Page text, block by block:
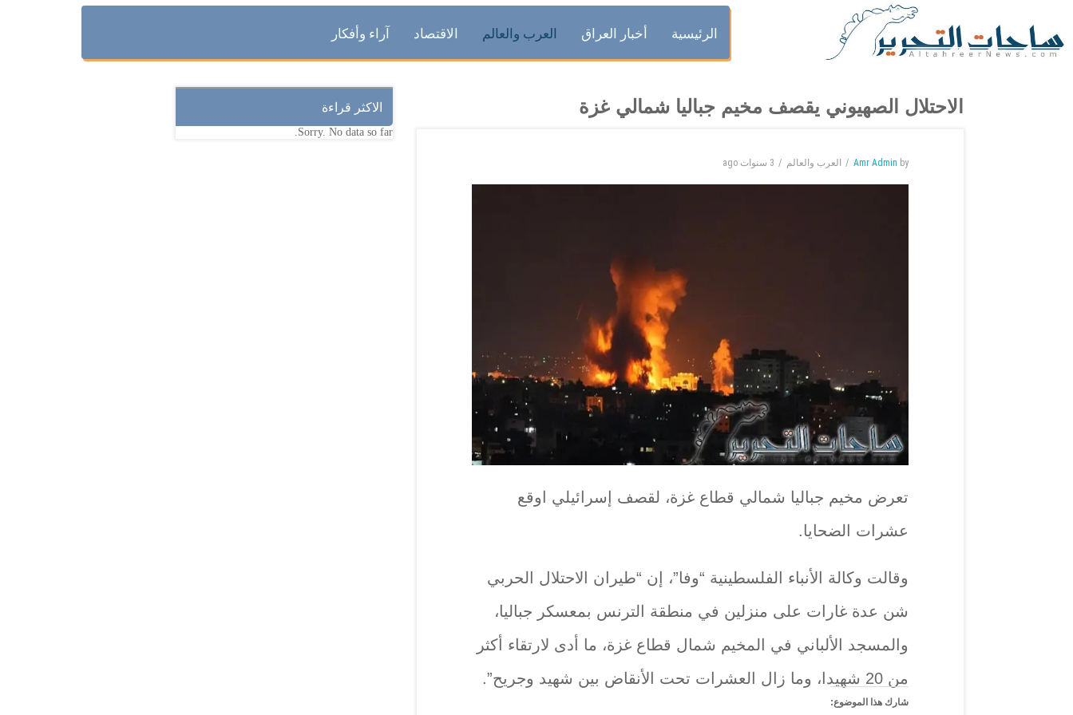
الرئيسية أخبار العراق العرب والعالم الاقتصاد آراء وأفكار
الاحتلال الصهيوني يقصف مخيم جباليا شمالي غزة
by
Amr Admin العرب والعالم 3 سنوات ago
تعرض مخيم جباليا شمالي قطاع غزة، لقصف إسرائيلي اوقع
عشرات الضحايا.
وقالت وكالة الأنباء الفلسطينية “وفا”، إن “طيران الاحتلال الحربي
شن عدة غارات على منزلين في منطقة الترنس بمعسكر جباليا،
والمسجد الألباني في المخيم شمال قطاع غزة، ما أدى لارتقاء أكثر
من 20 شهيدا، وما زال العشرات تحت الأنقاض بين شهيد وجريح”.
شارك هذا الموضوع:
الاكثر قراءة
Sorry. No data so far.